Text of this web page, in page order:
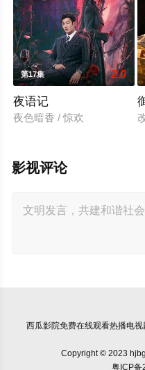
第17集 2.0
夜语记
夜色暗香 / 惊欢
影视评论
西瓜影院免费在线观看热播电
Copyright © 2023
粤ICP